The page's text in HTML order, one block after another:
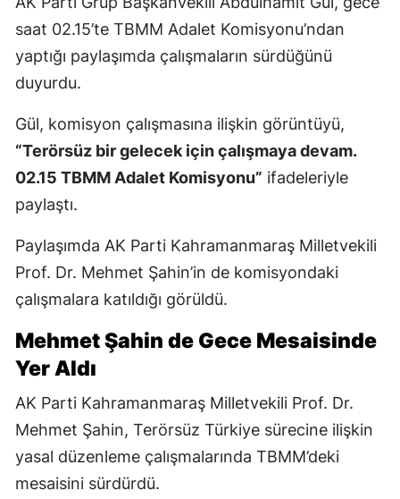
saat 02.15’te TBMM Adalet Komisyonu’ndan
yaptığı paylaşımda çalışmaların sürdüğünü
duyurdu.
Gül, komisyon çalışmasına ilişkin görüntüyü,
“Terörsüz bir gelecek için çalışmaya devam.
02.15 TBMM Adalet Komisyonu” ifadeleriyle
paylaştı.
Paylaşımda AK Parti Kahramanmaraş Milletvekili
Prof. Dr. Mehmet Şahin’in de komisyondaki
çalışmalara katıldığı görüldü.
Mehmet Şahin de Gece Mesaisinde
Yer Aldı
AK Parti Kahramanmaraş Milletvekili Prof. Dr.
Mehmet Şahin, Terörsüz Türkiye sürecine ilişkin
yasal düzenleme çalışmalarında TBMM’deki
mesaisini sürdürdü.